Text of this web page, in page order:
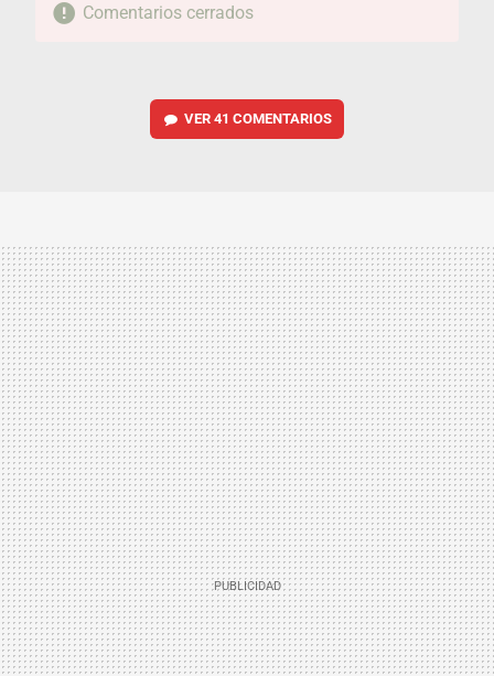
Comentarios cerrados
VER 41 COMENTARIOS